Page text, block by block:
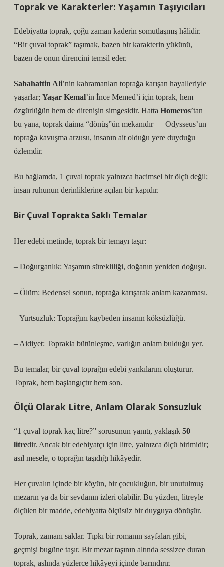
Toprak ve Karakterler: Yaşamın Taşıyıcıları
Edebiyatta toprak, çoğu zaman kaderin somutlaşmış hâlidir.
“Bir çuval toprak” taşımak, bazen bir karakterin yükünü,
bazen de onun direncini temsil eder.
Sabahattin Ali’nin kahramanları toprağa karışan hayalleriyle
yaşarlar; Yaşar Kemal’in İnce Memed’i için toprak, hem
özgürlüğün hem de direnişin simgesidir. Hatta Homeros’tan
bu yana, toprak daima “dönüş”ün mekanıdır — Odysseus’un
toprağa kavuşma arzusu, insanın ait olduğu yere duyduğu
özlemdir.
Bu bağlamda, 1 çuval toprak yalnızca hacimsel bir ölçü değil;
insan ruhunun derinliklerine açılan bir kapıdır.
Bir Çuval Toprakta Saklı Temalar
Her edebi metinde, toprak bir temayı taşır:
– Doğurganlık: Yaşamın sürekliliği, doğanın yeniden doğuşu.
– Ölüm: Bedensel sonun, toprağa karışarak anlam kazanması.
– Yurtsuzluk: Toprağını kaybeden insanın köksüzlüğü.
– Aidiyet: Toprakla bütünleşme, varlığın anlam bulduğu yer.
Bu temalar, bir çuval toprağın edebi yankılarını oluşturur.
Toprak, hem başlangıçtır hem son.
Ölçü Olarak Litre, Anlam Olarak Sonsuzluk
“1 çuval toprak kaç litre?” sorusunun yanıtı, yaklaşık 50
litredir. Ancak bir edebiyatçı için litre, yalnızca ölçü birimidir;
asıl mesele, o toprağın taşıdığı hikâyedir.
Her çuvalın içinde bir köyün, bir çocukluğun, bir unutulmuş
mezarın ya da bir sevdanın izleri olabilir. Bu yüzden, litreyle
ölçülen bir madde, edebiyatta ölçüsüz bir duyguya dönüşür.
Toprak, zamanı saklar. Tıpkı bir romanın sayfaları gibi,
geçmişi bugüne taşır. Bir mezar taşının altında sessizce duran
toprak, aslında yüzlerce hikâyeyi içinde barındırır.